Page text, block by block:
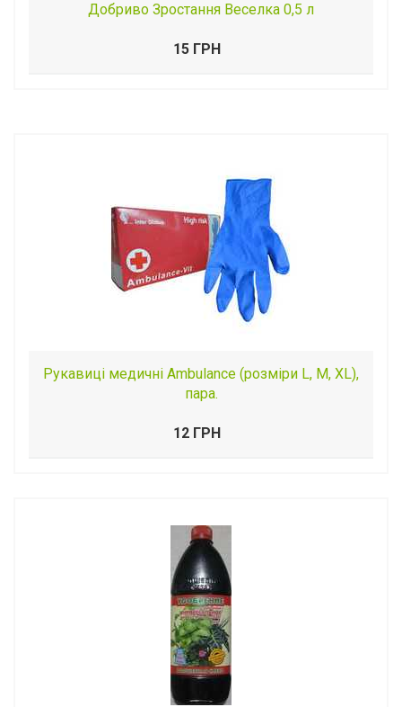
Добриво Зростання Веселка 0,5 л
15 ГРН
Рукавиці медичні Ambulance (розміри L, M, XL),
пара.
12 ГРН